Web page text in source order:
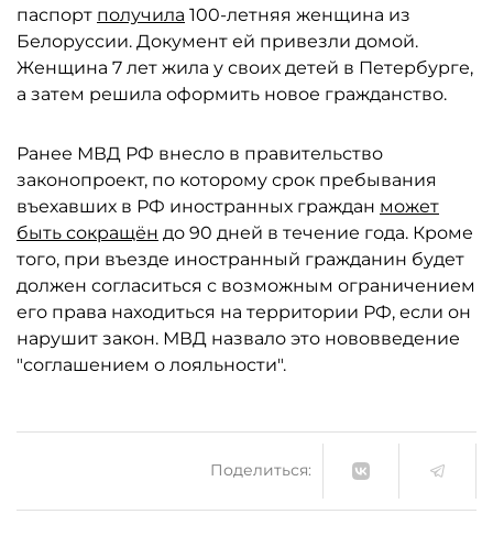
паспорт получила 100-летняя женщина из
Белоруссии. Документ ей привезли домой.
Женщина 7 лет жила у своих детей в Петербурге,
а затем решила оформить новое гражданство.
Ранее МВД РФ внесло в правительство
законопроект, по которому срок пребывания
въехавших в РФ иностранных граждан может
быть сокращён до 90 дней в течение года. Кроме
того, при въезде иностранный гражданин будет
должен согласиться с возможным ограничением
его права находиться на территории РФ, если он
нарушит закон. МВД назвало это нововведение
"соглашением о лояльности".
Поделиться: